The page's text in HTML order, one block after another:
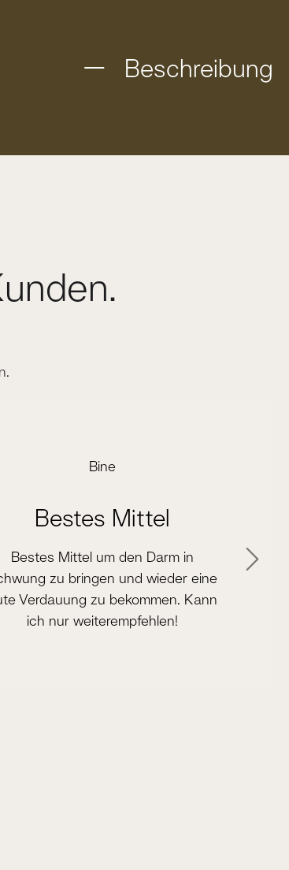
Beschreibung
Bine
Bestes Mittel
Bestes Mittel um den Darm in
zu bringen und wieder eine
Verdauung zu bekommen. Kann
ich nur weiterempfehlen!